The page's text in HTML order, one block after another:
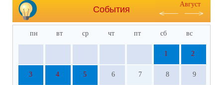
События
Август
пн вт ср чт пт сб вс
1 2
3 4 5 6 7 8 9